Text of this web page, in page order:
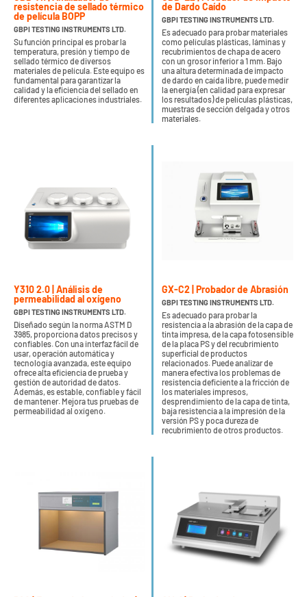
resistencia de sellado térmico
de película BOPP
GBPI TESTING INSTRUMENTS LTD.
Su función principal es probar la
temperatura, presión y tiempo de
sellado térmico de diversos
materiales de película. Este equipo es
fundamental para garantizar la
calidad y la eficiencia del sellado en
diferentes aplicaciones industriales.
de Dardo Caído
GBPI TESTING INSTRUMENTS LTD.
Es adecuado para probar materiales
como películas plásticas, láminas y
recubrimientos de chapa de acero
con un grosor inferior a 1 mm. Bajo
una altura determinada de impacto
de dardo en caída libre, puede medir
la energía (en calidad para expresar
los resultados) de películas plásticas,
muestras de sección delgada y otros
materiales.
Y310 2.0 | Análisis de
permeabilidad al oxígeno
GBPI TESTING INSTRUMENTS LTD.
Diseñado según la norma ASTM D
3985, proporciona datos precisos y
confiables. Con una interfaz fácil de
usar, operación automática y
tecnología avanzada, este equipo
ofrece alta eficiencia de prueba y
gestión de autoridad de datos.
Además, es estable, confiable y fácil
de mantener. Mejora tus pruebas de
permeabilidad al oxígeno.
GX-C2 | Probador de Abrasión
GBPI TESTING INSTRUMENTS LTD.
Es adecuado para probar la
resistencia a la abrasión de la capa de
tinta impresa, de la capa fotosensible
de la placa PS y del recubrimiento
superficial de productos
relacionados. Puede analizar de
manera efectiva los problemas de
resistencia deficiente a la fricción de
los materiales impresos,
desprendimiento de la capa de tinta,
baja resistencia a la impresión de la
versión PS y poca dureza de
recubrimiento de otros productos.